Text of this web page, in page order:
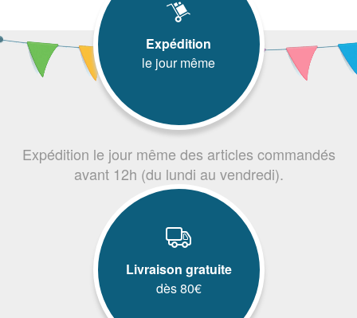
Expédition
le jour même
Expédition le jour même des articles commandés
avant 12h (du lundi au vendredi).
Livraison gratuite
dès 80€